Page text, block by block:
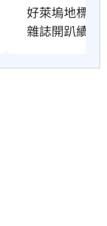
好萊塢地標恐
雜誌開趴續命